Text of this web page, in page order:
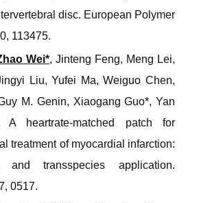
disc. European Polymer
113475.
Wei*, Jinteng Feng, Meng Lei,
Liu, Yufei Ma, Weiguo Chen,
M. Genin, Xiaogang Guo*, Yan
heartrate-matched patch for
treatment of myocardial infarction:
and transspecies application.
0517.